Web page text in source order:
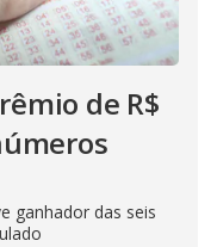
de R$
ganhador das seis